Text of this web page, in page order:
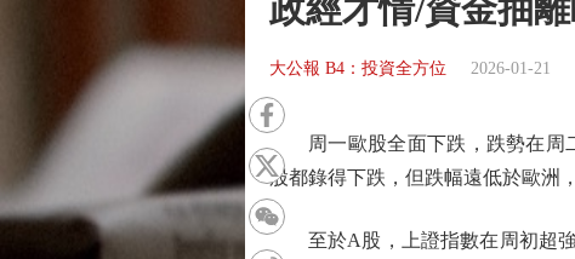
政經才情/資金抽
大公報 B4：投資全方位 2026-01-21
周一歐股全面下跌，跌勢在周二
股都錄得下跌，但跌幅遠低於歐洲
至於A股，上證指數在周初超強